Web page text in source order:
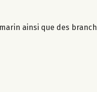
ainsi que des